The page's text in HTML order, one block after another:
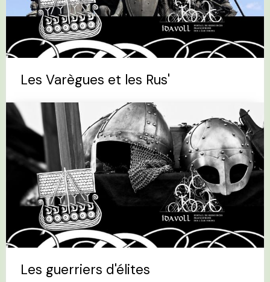
Les Varègues et les Rus'
Les guerriers d'élites